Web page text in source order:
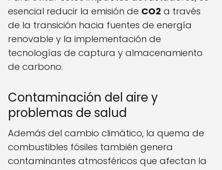
esencial reducir la emisión de CO2 a través
de la transición hacia fuentes de energía
renovable y la implementación de
tecnologías de captura y almacenamiento
de carbono.
Contaminación del aire y
problemas de salud
Además del cambio climático, la quema de
combustibles fósiles también genera
contaminantes atmosféricos que afectan la